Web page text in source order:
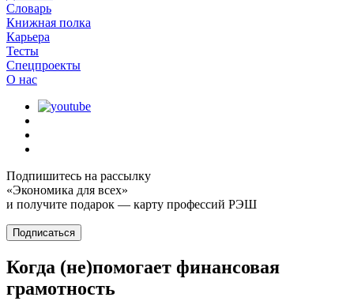
Словарь
Книжная полка
Карьера
Тесты
Спецпроекты
О наc
Подпишитесь на рассылку
«Экономика для всех»
и получите подарок — карту профессий РЭШ
Подписаться
Когда (не)помогает финансовая
грамотность